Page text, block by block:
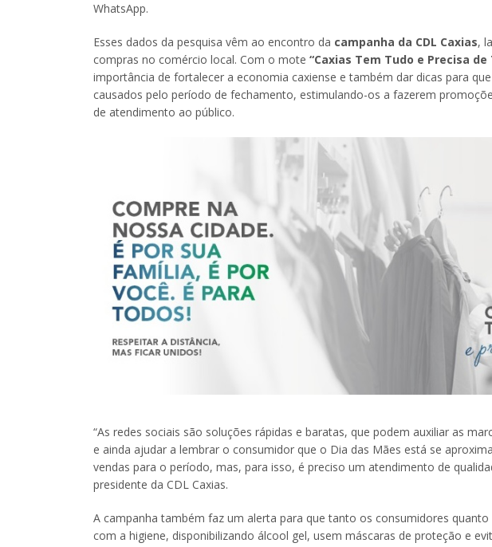
WhatsApp.
Esses dados da pesquisa vêm ao encontro da campanha da CDL Caxias,
compras no comércio local. Com o mote “Caxias Tem Tudo e Precisa de
importância de fortalecer a economia caxiense e também dar dicas para
causados pelo período de fechamento, estimulando-os a fazerem
de atendimento ao público.
“As redes sociais são soluções rápidas e baratas, que podem auxiliar as
e ainda ajudar a lembrar o consumidor que o Dia das Mães está se
vendas para o período, mas, para isso, é preciso um atendimento de
presidente da CDL Caxias.
A campanha também faz um alerta para que tanto os consumidores
com a higiene, disponibilizando álcool gel, usem máscaras de proteção e